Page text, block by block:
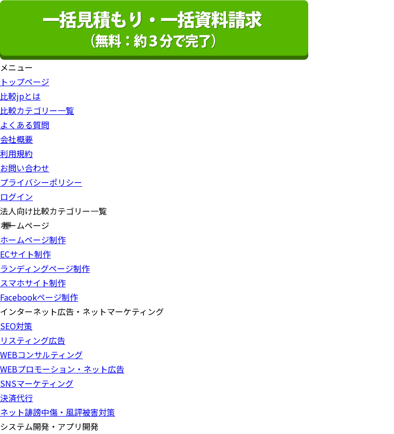
メニュー
トップページ
比較jpとは
比較カテゴリー一覧
よくある質問
会社概要
利用規約
お問い合わせ
プライバシーポリシー
ログイン
法人向け比較カテゴリー一覧
ホームページ
ホームページ制作
ECサイト制作
ランディングページ制作
スマホサイト制作
Facebookページ制作
インターネット広告・ネットマーケティング
SEO対策
リスティング広告
WEBコンサルティング
WEBプロモーション・ネット広告
SNSマーケティング
決済代行
ネット誹謗中傷・風評被害対策
システム開発・アプリ開発